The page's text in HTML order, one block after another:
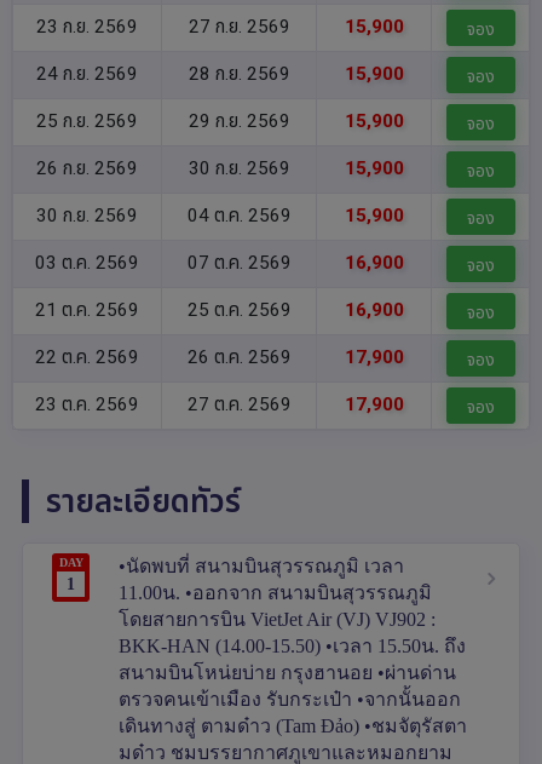
23 ก.ย. 2569 27 ก.ย. 2569 15,900 จอง
24 ก.ย. 2569 28 ก.ย. 2569 15,900 จอง
25 ก.ย. 2569 29 ก.ย. 2569 15,900 จอง
26 ก.ย. 2569 30 ก.ย. 2569 15,900 จอง
30 ก.ย. 2569 04 ต.ค. 2569 15,900 จอง
03 ต.ค. 2569 07 ต.ค. 2569 16,900 จอง
21 ต.ค. 2569 25 ต.ค. 2569 16,900 จอง
22 ต.ค. 2569 26 ต.ค. 2569 17,900 จอง
23 ต.ค. 2569 27 ต.ค. 2569 17,900 จอง
รายละเอียดทัวร์
DAY
1
•นัดพบที่ สนามบินสุวรรณภูมิ เวลา
11.00น. •ออกจาก สนามบินสุวรรณภูมิ
โดยสายการบิน VietJet Air (VJ) VJ902 :
BKK-HAN (14.00-15.50) •เวลา 15.50น. ถึง
สนามบินโหน่ยบ่าย กรุงฮานอย •ผ่านด่าน
ตรวจคนเข้าเมือง รับกระเป๋า •จากนั้นออก
เดินทางสู่ ตามด๋าว (Tam Đảo) •ชมจัตุรัสตา
มด๋าว ชมบรรยากาศภูเขาและหมอกยาม